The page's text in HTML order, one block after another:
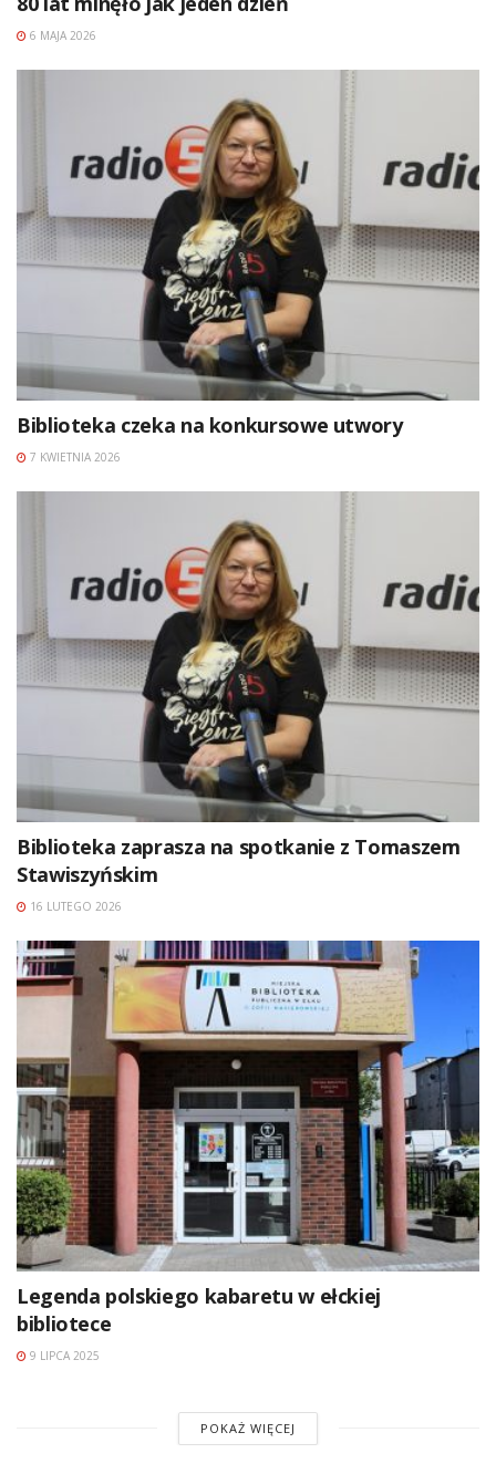
6 MAJA 2026
Biblioteka czeka na konkursowe utwory
7 KWIETNIA 2026
Biblioteka zaprasza na spotkanie z Tomaszem
Stawiszyńskim
16 LUTEGO 2026
Legenda polskiego kabaretu w ełckiej
bibliotece
9 LIPCA 2025
POKAŻ WIĘCEJ